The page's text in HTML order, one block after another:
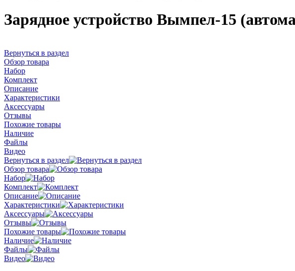
Зарядное устройство Вымпел-15
Вернуться в раздел
Обзор товара
Набор
Комплект
Описание
Характеристики
Аксессуары
Отзывы
Похожие товары
Наличие
Файлы
Видео
Вернуться в раздел
Обзор товара
Набор
Комплект
Описание
Характеристики
Аксессуары
Отзывы
Похожие товары
Наличие
Файлы
Видео